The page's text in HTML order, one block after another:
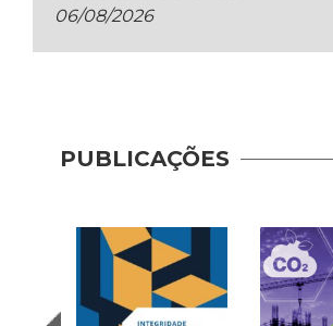
06/08/2026
PUBLICAÇÕES